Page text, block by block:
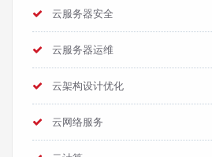
云服务器安全
云服务器运维
云架构设计优化
云网络服务